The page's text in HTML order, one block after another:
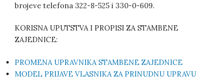
brojeve telefona 322-8-525 i 330-0-609.
KORISNA UPUTSTVA I PROPISI ZA STAMBENE
ZAJEDNICE:
PROMENA UPRAVNIKA STAMBENE ZAJEDNICE
MODEL PRIJAVE VLASNIKA ZA PRINUDNU UPRAVU